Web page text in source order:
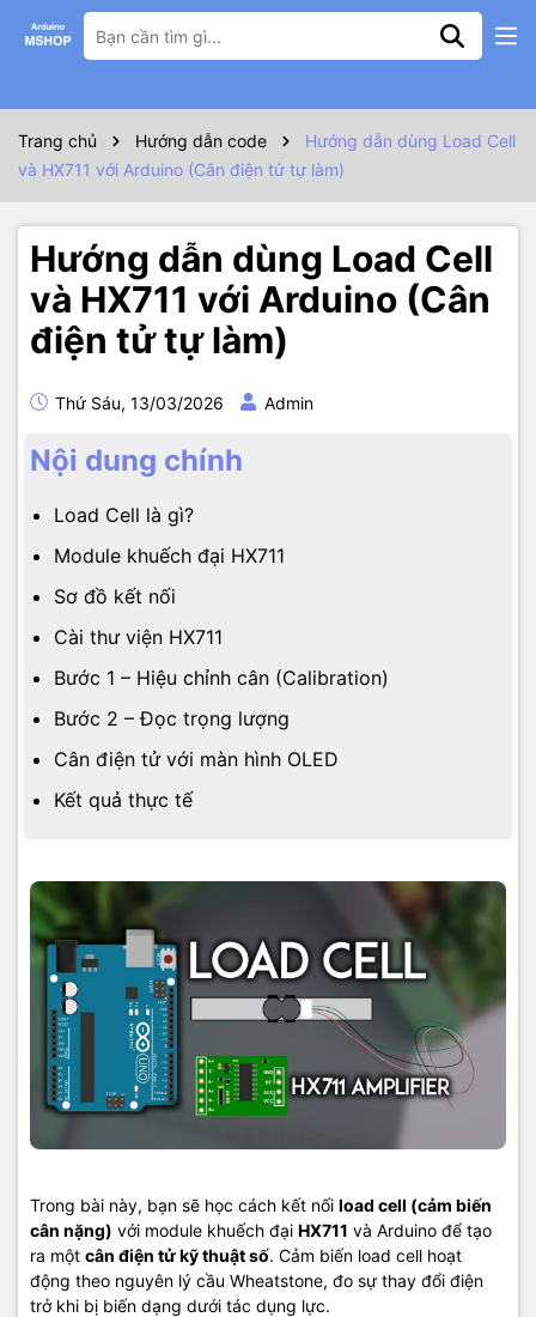
Trang chủ Hướng dẫn code
Hướng dẫn dùng Load Cell
và HX711 với Arduino (Cân điện tử tự làm)
Hướng dẫn dùng Load Cell
và HX711 với Arduino (Cân
điện tử tự làm)
Thứ Sáu, 13/03/2026 Admin
Nội dung chính
Load Cell là gì?
Module khuếch đại HX711
Sơ đồ kết nối
Cài thư viện HX711
Bước 1 – Hiệu chỉnh cân (Calibration)
Bước 2 – Đọc trọng lượng
Cân điện tử với màn hình OLED
Kết quả thực tế
Trong bài này, bạn sẽ học cách kết nối load cell (cảm biến
cân nặng) với module khuếch đại HX711 và Arduino để tạo
ra một cân điện tử kỹ thuật số. Cảm biến load cell hoạt
động theo nguyên lý cầu Wheatstone, đo sự thay đổi điện
trở khi bị biến dạng dưới tác dụng lực.